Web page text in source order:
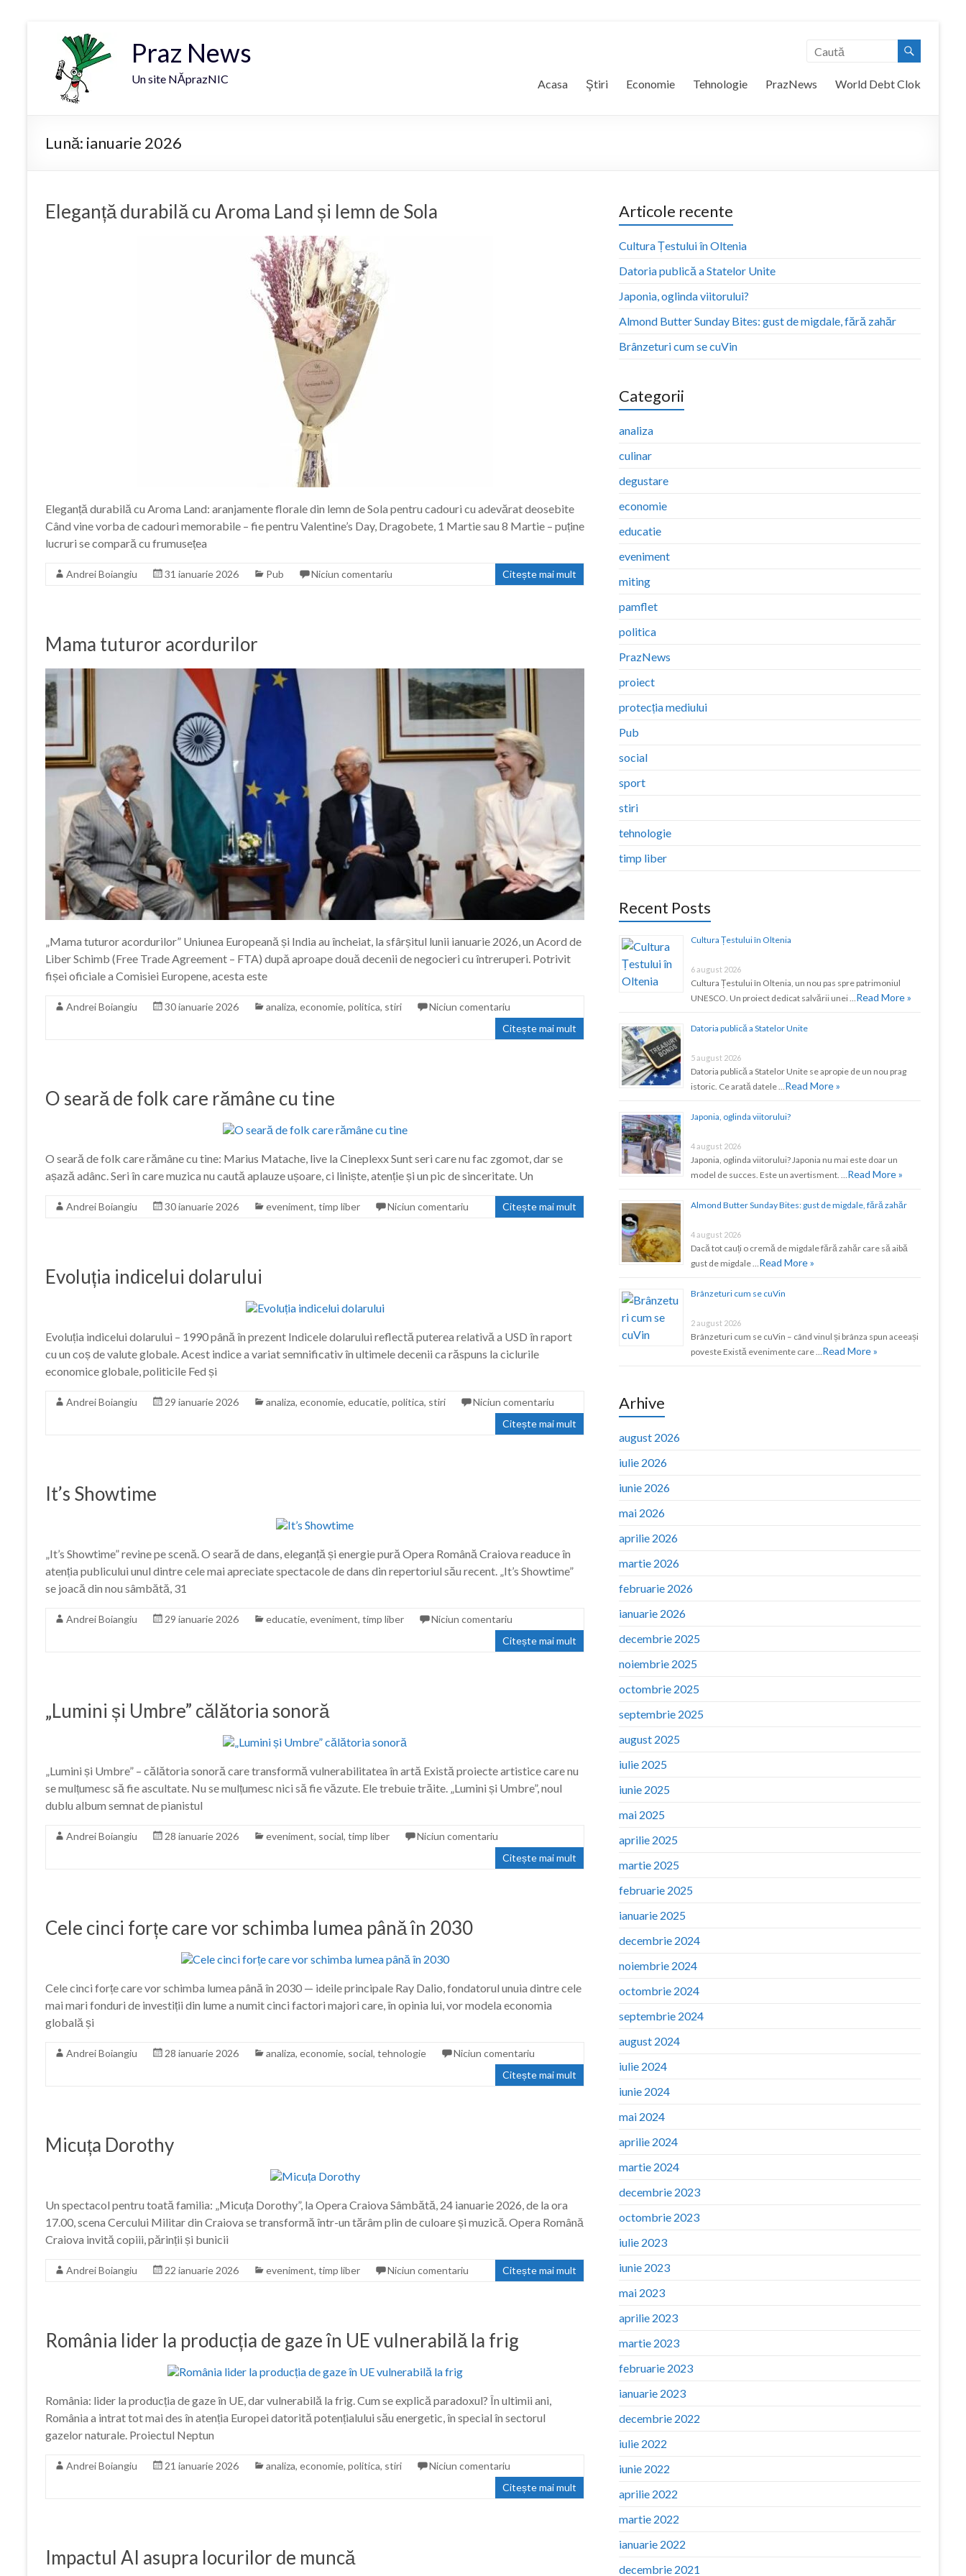
Praz News
Un site NĂprazNIC Acasa Ştiri Economie Tehnologie PrazNews World Debt Clok
Lună: ianuarie 2026
Eleganță durabilă cu Aroma Land și lemn de Sola
Eleganță durabilă cu Aroma Land: aranjamente florale din lemn de Sola pentru cadouri cu adevărat deosebite
Când vine vorba de cadouri memorabile – fie pentru Valentine’s Day, Dragobete, 1 Martie sau 8 Martie – puține
lucruri se compară cu frumusețea
Andrei Boiangiu 31 ianuarie 2026 Pub Niciun comentariu Citește mai mult
Mama tuturor acordurilor
„Mama tuturor acordurilor” Uniunea Europeană și India au încheiat, la sfârșitul lunii ianuarie 2026, un Acord de
Liber Schimb (Free Trade Agreement – FTA) după aproape două decenii de negocieri cu întreruperi. Potrivit
fișei oficiale a Comisiei Europene, acesta este
Andrei Boiangiu 30 ianuarie 2026 analiza, economie, politica, stiri
Niciun comentariu
Citește mai mult
O seară de folk care rămâne cu tine
O seară de folk care rămâne cu tine: Marius Matache, live la Cineplexx Sunt seri care nu fac zgomot, dar se
așază adânc. Seri în care muzica nu caută aplauze ușoare, ci liniște, atenție și un pic de sinceritate. Un
Andrei Boiangiu 30 ianuarie 2026 eveniment, timp liber Niciun comentariu Citește mai mult
Evoluția indicelui dolarului
Evoluția indicelui dolarului – 1990 până în prezent Indicele dolarului reflectă puterea relativă a USD în raport
cu un coș de valute globale. Acest indice a variat semnificativ în ultimele decenii ca răspuns la ciclurile
economice globale, politicile Fed și
Andrei Boiangiu 29 ianuarie 2026 analiza, economie, educatie, politica, stiri
Niciun comentariu
Citește mai mult
It’s Showtime
„It’s Showtime” revine pe scenă. O seară de dans, eleganță și energie pură Opera Română Craiova readuce în
atenția publicului unul dintre cele mai apreciate spectacole de dans din repertoriul său recent. „It’s Showtime”
se joacă din nou sâmbătă, 31
Andrei Boiangiu 29 ianuarie 2026 educatie, eveniment, timp liber
Niciun comentariu
Citește mai mult
„Lumini și Umbre” călătoria sonoră
„Lumini și Umbre” – călătoria sonoră care transformă vulnerabilitatea în artă Există proiecte artistice care nu
se mulțumesc să fie ascultate. Nu se mulțumesc nici să fie văzute. Ele trebuie trăite. „Lumini și Umbre”, noul
dublu album semnat de pianistul
Andrei Boiangiu 28 ianuarie 2026 eveniment, social, timp liber
Niciun comentariu
Citește mai mult
Cele cinci forțe care vor schimba lumea până în 2030
Cele cinci forțe care vor schimba lumea până în 2030 — ideile principale Ray Dalio, fondatorul unuia dintre cele
mai mari fonduri de investiții din lume a numit cinci factori majori care, în opinia lui, vor modela economia
globală și
Andrei Boiangiu 28 ianuarie 2026 analiza, economie, social, tehnologie
Niciun comentariu
Citește mai mult
Micuța Dorothy
Un spectacol pentru toată familia: „Micuța Dorothy”, la Opera Craiova Sâmbătă, 24 ianuarie 2026, de la ora
17.00, scena Cercului Militar din Craiova se transformă într-un tărâm plin de culoare și muzică. Opera Română
Craiova invită copiii, părinții și bunicii
Andrei Boiangiu 22 ianuarie 2026 eveniment, timp liber Niciun comentariu Citește mai mult
România lider la producția de gaze în UE vulnerabilă la frig
România: lider la producția de gaze în UE, dar vulnerabilă la frig. Cum se explică paradoxul? În ultimii ani,
România a intrat tot mai des în atenția Europei datorită potențialului său energetic, în special în sectorul
gazelor naturale. Proiectul Neptun
Andrei Boiangiu 21 ianuarie 2026 analiza, economie, politica, stiri
Niciun comentariu
Citește mai mult
Impactul AI asupra locurilor de muncă
Articole recente
Cultura Țestului în Oltenia
Datoria publică a Statelor Unite
Japonia, oglinda viitorului?
Almond Butter Sunday Bites: gust de migdale, fără zahăr
Brânzeturi cum se cuVin
Categorii
analiza
culinar
degustare
economie
educatie
eveniment
miting
pamflet
politica
PrazNews
proiect
protecția mediului
Pub
social
sport
stiri
tehnologie
timp liber
Recent Posts
Cultura Țestului în Oltenia
6 august 2026
Cultura Țestului în Oltenia, un nou pas spre patrimoniul
UNESCO. Un proiect dedicat salvării unei …Read More »
Datoria publică a Statelor Unite
5 august 2026
Datoria publică a Statelor Unite se apropie de un nou prag
istoric. Ce arată datele …Read More »
Japonia, oglinda viitorului?
4 august 2026
Japonia, oglinda viitorului? Japonia nu mai este doar un
model de succes. Este un avertisment. …Read More »
Almond Butter Sunday Bites: gust de migdale, fără zahăr
4 august 2026
Dacă tot cauți o cremă de migdale fără zahăr care să aibă
gust de migdale …Read More »
Brânzeturi cum se cuVin
2 august 2026
Brânzeturi cum se cuVin – când vinul și brânza spun aceeași
poveste Există evenimente care …Read More »
Arhive
august 2026
iulie 2026
iunie 2026
mai 2026
aprilie 2026
martie 2026
februarie 2026
ianuarie 2026
decembrie 2025
noiembrie 2025
octombrie 2025
septembrie 2025
august 2025
iulie 2025
iunie 2025
mai 2025
aprilie 2025
martie 2025
februarie 2025
ianuarie 2025
decembrie 2024
noiembrie 2024
octombrie 2024
septembrie 2024
august 2024
iulie 2024
iunie 2024
mai 2024
aprilie 2024
martie 2024
decembrie 2023
octombrie 2023
iulie 2023
iunie 2023
mai 2023
aprilie 2023
martie 2023
februarie 2023
ianuarie 2023
decembrie 2022
iulie 2022
iunie 2022
aprilie 2022
martie 2022
ianuarie 2022
decembrie 2021